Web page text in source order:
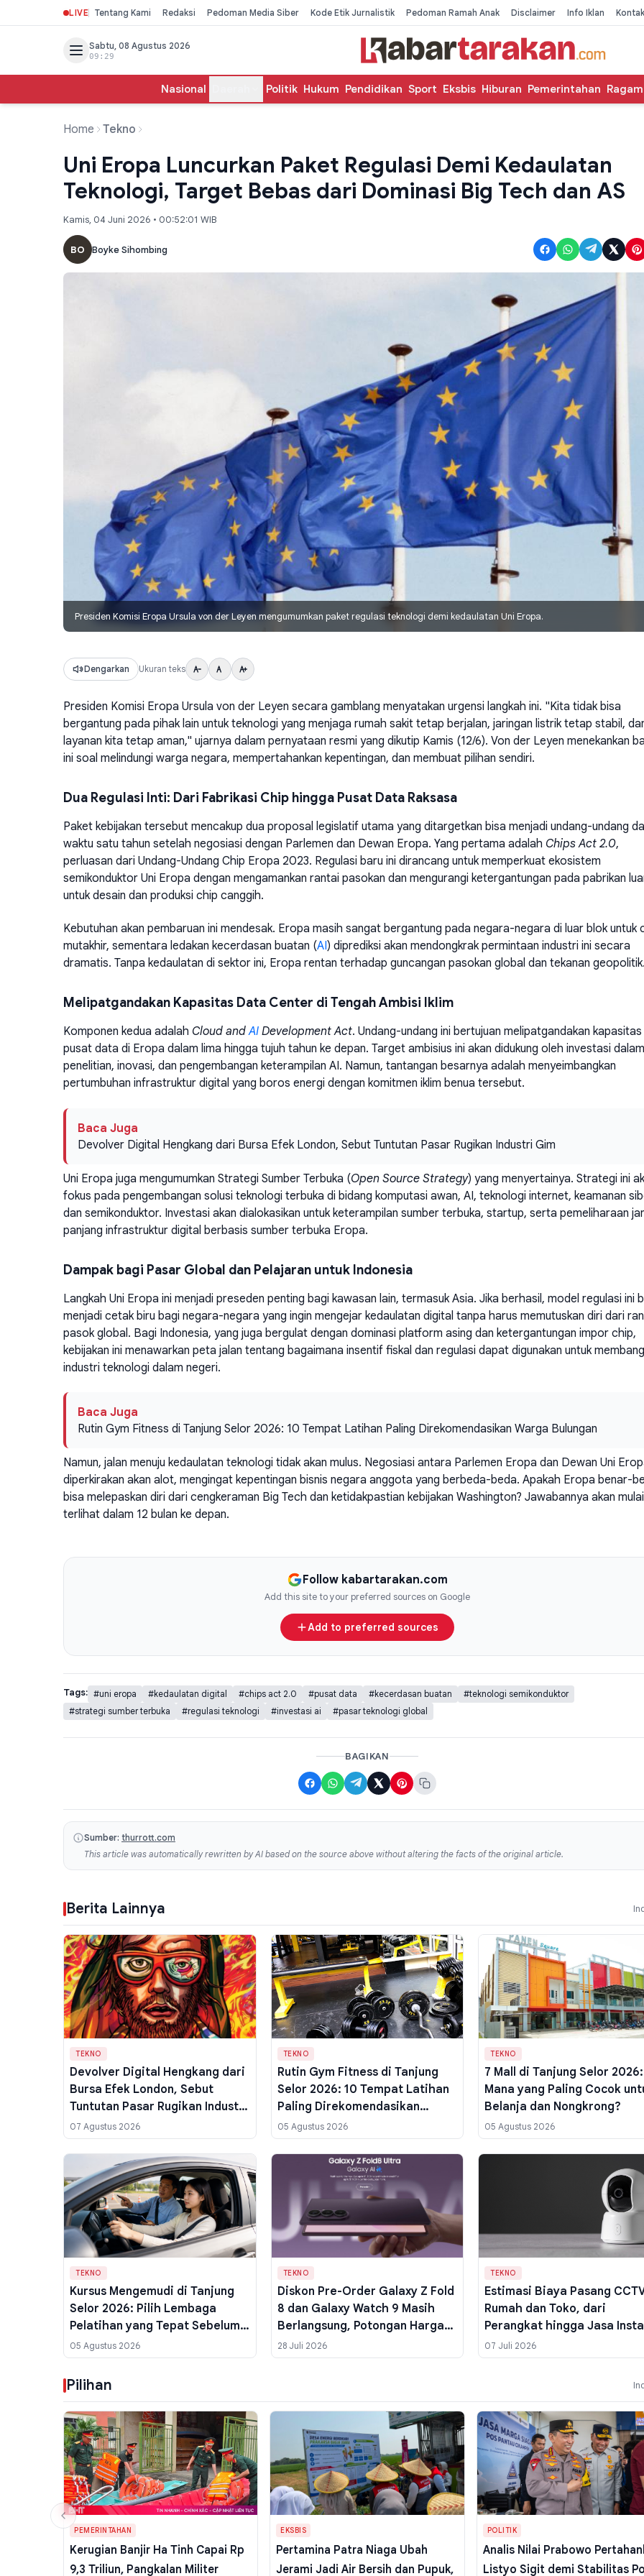
LIVE Tentang Kami Redaksi Pedoman Media Siber Kode Etik Jurnalistik Pedoman Ramah Anak Disclaimer Info Iklan
Sabtu, 08 Agustus 2026
09:29
Nasional Politik Hukum Pendidikan Sport Eksbis Hiburan Pemerintahan Ragam
Home Tekno
Uni Eropa Luncurkan Paket Regulasi Demi Kedaulatan
Teknologi, Target Bebas dari Dominasi Big Tech dan AS
Kamis, 04 Juni 2026 • 00:52:01 WIB
BO Boyke Sihombing
Presiden Komisi Eropa Ursula von der Leyen mengumumkan paket regulasi teknologi demi kedaulatan Uni Eropa.
Dengarkan Ukuran teks
Presiden Komisi Eropa Ursula von der Leyen secara gamblang menyatakan urgensi langkah ini. "Kita tidak bisa
bergantung pada pihak lain untuk teknologi yang menjaga rumah sakit tetap berjalan, jaringan listrik tetap stabil,
layanan kita tetap aman," ujarnya dalam pernyataan resmi yang dikutip Kamis (12/6). Von der Leyen menekankan
ini soal melindungi warga negara, mempertahankan kepentingan, dan membuat pilihan sendiri.
Dua Regulasi Inti: Dari Fabrikasi Chip hingga Pusat Data Raksasa
Paket kebijakan tersebut mencakup dua proposal legislatif utama yang ditargetkan bisa menjadi undang-undang
waktu satu tahun setelah negosiasi dengan Parlemen dan Dewan Eropa. Yang pertama adalah Chips Act 2.0,
perluasan dari Undang-Undang Chip Eropa 2023. Regulasi baru ini dirancang untuk memperkuat ekosistem
semikonduktor Uni Eropa dengan mengamankan rantai pasokan dan mengurangi ketergantungan pada pabrikan
untuk desain dan produksi chip canggih.
Kebutuhan akan pembaruan ini mendesak. Eropa masih sangat bergantung pada negara-negara di luar blok untuk
mutakhir, sementara ledakan kecerdasan buatan (AI) diprediksi akan mendongkrak permintaan industri ini secara
dramatis. Tanpa kedaulatan di sektor ini, Eropa rentan terhadap guncangan pasokan global dan tekanan
Melipatgandakan Kapasitas Data Center di Tengah Ambisi Iklim
Komponen kedua adalah Cloud andAI Development Act. Undang-undang ini bertujuan melipatgandakan kapasitas
pusat data di Eropa dalam lima hingga tujuh tahun ke depan. Target ambisius ini akan didukung oleh investasi dalam
penelitian, inovasi, dan pengembangan keterampilan AI. Namun, tantangan besarnya adalah menyeimbangkan
pertumbuhan infrastruktur digital yang boros energi dengan komitmen iklim benua tersebut.
Baca Juga
Devolver Digital Hengkang dari Bursa Efek London, Sebut Tuntutan Pasar Rugikan Industri Gim
Uni Eropa juga mengumumkan Strategi Sumber Terbuka (Open Source Strategy) yang menyertainya. Strategi ini
fokus pada pengembangan solusi teknologi terbuka di bidang komputasi awan, AI, teknologi internet, keamanan
dan semikonduktor. Investasi akan dialokasikan untuk keterampilan sumber terbuka, startup, serta pemeliharaan
panjang infrastruktur digital berbasis sumber terbuka Eropa.
Dampak bagi Pasar Global dan Pelajaran untuk Indonesia
Langkah Uni Eropa ini menjadi preseden penting bagi kawasan lain, termasuk Asia. Jika berhasil, model regulasi ini
menjadi cetak biru bagi negara-negara yang ingin mengejar kedaulatan digital tanpa harus memutuskan diri dari
pasok global. Bagi Indonesia, yang juga bergulat dengan dominasi platform asing dan ketergantungan impor chip,
kebijakan ini menawarkan peta jalan tentang bagaimana insentif fiskal dan regulasi dapat digunakan untuk
industri teknologi dalam negeri.
Baca Juga
Rutin Gym Fitness di Tanjung Selor 2026: 10 Tempat Latihan Paling Direkomendasikan Warga Bulungan
Namun, jalan menuju kedaulatan teknologi tidak akan mulus. Negosiasi antara Parlemen Eropa dan Dewan Uni
diperkirakan akan alot, mengingat kepentingan bisnis negara anggota yang berbeda-beda. Apakah Eropa benar-
bisa melepaskan diri dari cengkeraman Big Tech dan ketidakpastian kebijakan Washington? Jawabannya akan mulai
terlihat dalam 12 bulan ke depan.
Follow kabartarakan.com
Add this site to your preferred sources on Google
Add to preferred sources
Tags: #uni eropa #kedaulatan digital #chips act 2.0 #pusat data #kecerdasan buatan
#teknologi semikonduktor
#strategi sumber terbuka
#regulasi teknologi #investasi ai #pasar teknologi global
BAGIKAN
Sumber: thurrott.com
This article was automatically rewritten by AI based on the source above without altering the facts of the original article.
Berita Lainnya
TEKNO
Devolver Digital Hengkang dari
Bursa Efek London, Sebut
Tuntutan Pasar Rugikan Industri
Gim
07 Agustus 2026
TEKNO
Rutin Gym Fitness di Tanjung
Selor 2026: 10 Tempat Latihan
Paling Direkomendasikan
Warga Bulungan
05 Agustus 2026
TEKNO
7 Mall di Tanjung Selor 2026:
Mana yang Paling Cocok
Belanja dan Nongkrong?
05 Agustus 2026
TEKNO
Kursus Mengemudi di Tanjung
Selor 2026: Pilih Lembaga
Pelatihan yang Tepat Sebelum
Ujian SIM
05 Agustus 2026
TEKNO
Diskon Pre-Order Galaxy Z Fold
8 dan Galaxy Watch 9 Masih
Berlangsung, Potongan Harga
Capai Rp 19,7 Juta
28 Juli 2026
TEKNO
Estimasi Biaya Pasang
Rumah dan Toko, dari
Perangkat hingga Jasa
07 Juli 2026
Pilihan
PEMERINTAHAN
Kerugian Banjir Ha Tinh Capai Rp
9,3 Triliun, Pangkalan Militer
EKSBIS
Pertamina Patra Niaga Ubah
Jerami Jadi Air Bersih dan Pupuk,
POLITIK
Analis Nilai Prabowo
Listyo Sigit demi Stabilitas